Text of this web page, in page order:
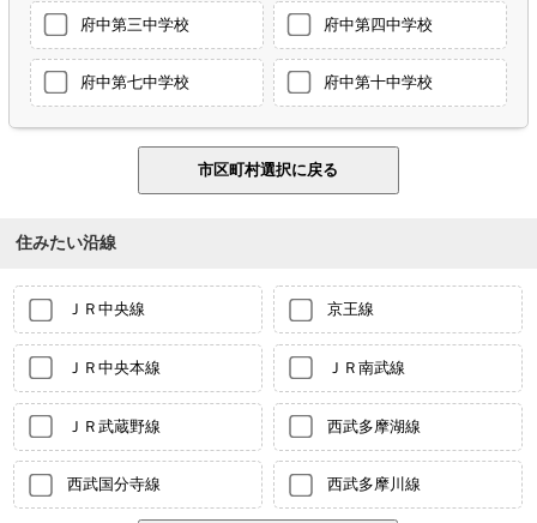
府中第三中学校 府中第四中学校
府中第七中学校 府中第十中学校
住みたい沿線
ＪＲ中央線 京王線
ＪＲ中央本線 ＪＲ南武線
ＪＲ武蔵野線 西武多摩湖線
西武国分寺線 西武多摩川線